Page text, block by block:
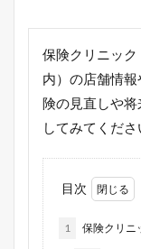
保険クリニッ
内）の店舗情
険の見直しや
してみてくださ
目次
1 保険クリニ